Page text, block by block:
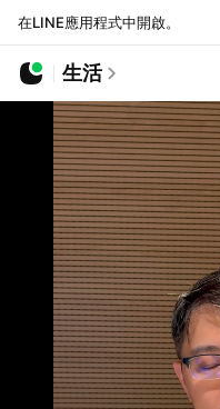
在LINE應用程式中開啟。
生活